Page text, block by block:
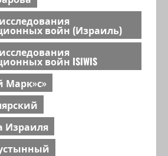
войн (Израиль)
войн ISIWIS
Марк»с»
Израиля